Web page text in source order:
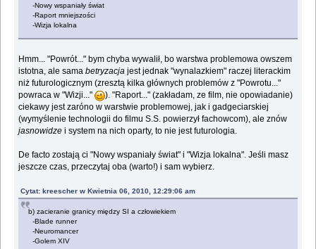
-Nowy wspaniały świat
-Raport mniejszości
-Wizja lokalna
Hmm... "Powrót..." bym chyba wywalił, bo warstwa problemowa owszem
istotna, ale samabetryzacja jest jednak "wynalazkiem" raczej literackim
niż futurologicznym (zresztą kilka głównych problemów z "Powrotu..."
powraca w "Wizji..."
). "Raport..." (zakładam, ze film, nie opowiadanie)
ciekawy jest zaróno w warstwie problemowej, jak i gadgeciarskiej
(wymyślenie technologii do filmu S.S. powierzył fachowcom), ale znów
jasnowidze i system na nich oparty, to nie jest futurologia.
De facto zostają ci "Nowy wspaniały świat" i "Wizja lokalna". Jeśli masz
jeszcze czas, przeczytaj oba (warto!) i sam wybierz.
Cytat: kreescher w Kwietnia 06, 2010, 12:29:06 am
b) zacieranie granicy między SI a człowiekiem
-Blade runner
-Neuromancer
-Golem XIV